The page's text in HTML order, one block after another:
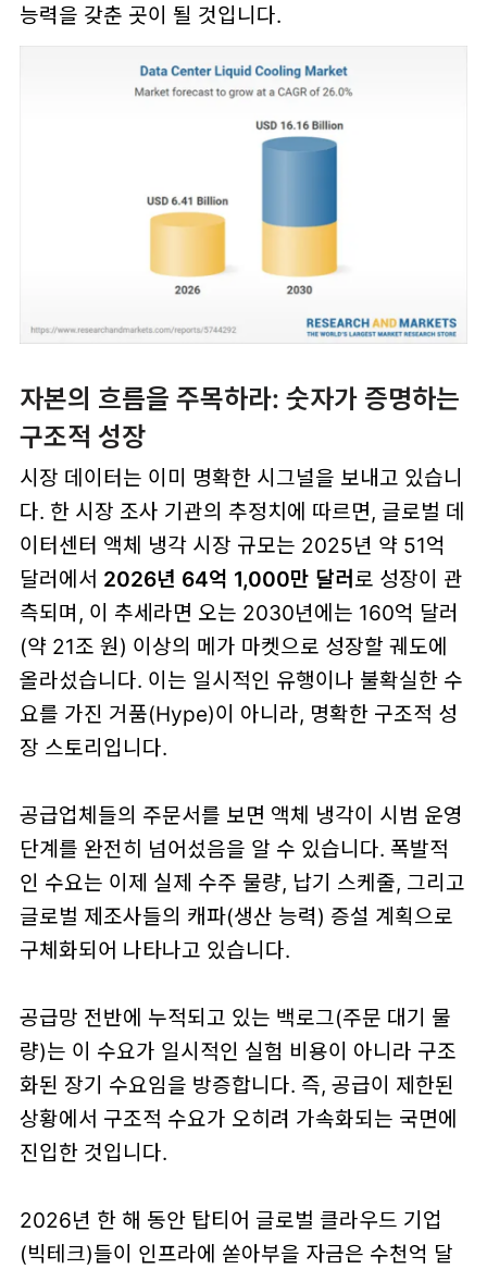
능력을 갖춘 곳이 될 것입니다.
자본의 흐름을 주목하라: 숫자가 증명하는
구조적 성장
시장 데이터는 이미 명확한 시그널을 보내고 있습니
다. 한 시장 조사 기관의 추정치에 따르면, 글로벌 데
이터센터 액체 냉각 시장 규모는 2025년 약 51억
달러에서 2026년 64억 1,000만 달러 로 성장이 관
측되며, 이 추세라면 오는 2030년에는 160억 달러
(약 21조 원) 이상의 메가 마켓으로 성장할 궤도에
올라섰습니다. 이는 일시적인 유행이나 불확실한 수
요를 가진 거품(Hype)이 아니라, 명확한 구조적 성
장 스토리입니다.
공급업체들의 주문서를 보면 액체 냉각이 시범 운영
단계를 완전히 넘어섰음을 알 수 있습니다. 폭발적
인 수요는 이제 실제 수주 물량, 납기 스케줄, 그리고
글로벌 제조사들의 캐파(생산 능력) 증설 계획으로
구체화되어 나타나고 있습니다.
공급망 전반에 누적되고 있는 백로그(주문 대기 물
량)는 이 수요가 일시적인 실험 비용이 아니라 구조
화된 장기 수요임을 방증합니다. 즉, 공급이 제한된
상황에서 구조적 수요가 오히려 가속화되는 국면에
진입한 것입니다.
2026년 한 해 동안 탑티어 글로벌 클라우드 기업
(빅테크)들이 인프라에 쏟아부을 자금은 수천억 달